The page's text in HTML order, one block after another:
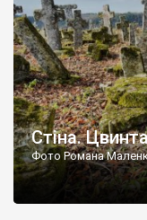
Стіна.
Фото Романа